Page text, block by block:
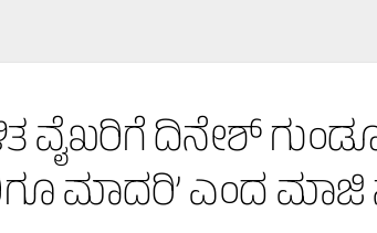
ವೈಖರಿಗೆ ದಿನೇಶ್
ಮಾದರಿ’ ಎಂದ